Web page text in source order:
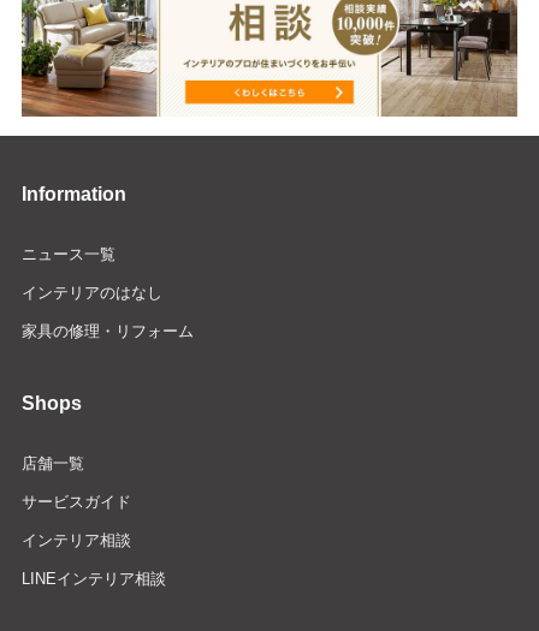
Information
ニュース一覧
インテリアのはなし
家具の修理・リフォーム
Shops
店舗一覧
サービスガイド
インテリア相談
LINEインテリア相談